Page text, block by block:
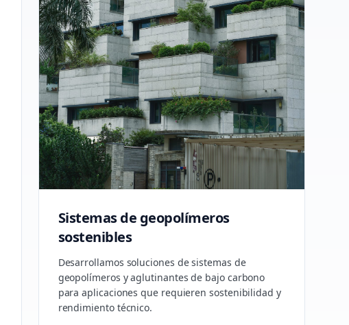
Sistemas de geopolímeros
sostenibles
Desarrollamos soluciones de sistemas de
geopolímeros y aglutinantes de bajo carbono
para aplicaciones que requieren sostenibilidad y
rendimiento técnico.